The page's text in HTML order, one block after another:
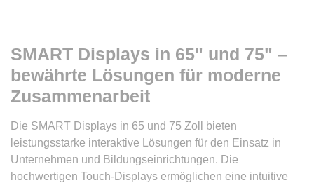
SMART Displays in 65" und 75" –
bewährte Lösungen für moderne
Zusammenarbeit
Die SMART Displays in 65 und 75 Zoll bieten
leistungsstarke interaktive Lösungen für den Einsatz in
Unternehmen und Bildungseinrichtungen. Die
hochwertigen Touch-Displays ermöglichen eine intuitive